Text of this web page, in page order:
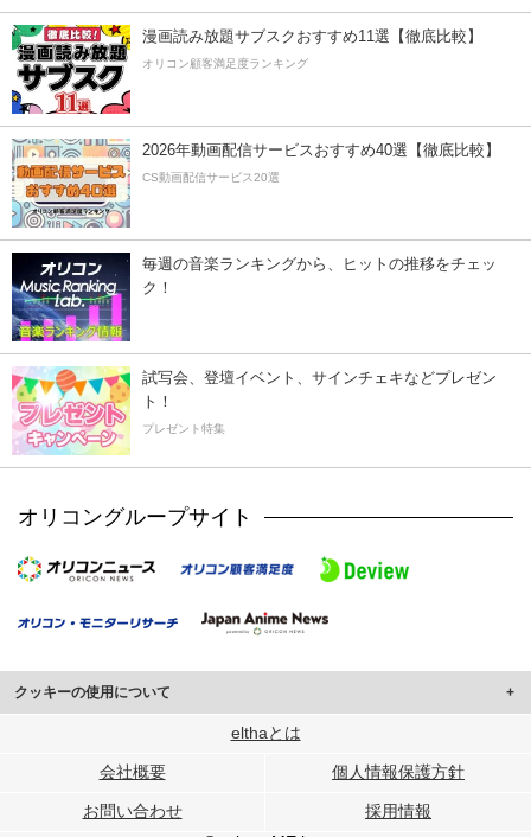
漫画読み放題サブスクおすすめ11選【徹底比較】
オリコン顧客満足度ランキング
2026年動画配信サービスおすすめ40選【徹底比較】
CS動画配信サービス20選
毎週の音楽ランキングから、ヒットの推移をチェッ
ク！
試写会、登壇イベント、サインチェキなどプレゼン
ト！
プレゼント特集
オリコングループサイト
クッキーの使用について
このサイトでは Cookie を使用して、ユーザーに合わせたコンテンツや広告の
行っています。
メディアや広告配信、データ解析の各パートナーに提供しています。
各パートナーは、この情報とユーザーが各パートナーに提供した他の情報や、
elthaとは
会社概要 個人情報保護方針
お問い合わせ
採用情報